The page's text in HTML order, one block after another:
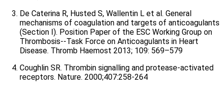
De Caterina R, Husted S, Wallentin L et al. General
mechanisms of coagulation and targets of anticoagulants
(Section I). Position Paper of the ESC Working Group on
Thrombosis--Task Force on Anticoagulants in Heart
Disease. Thromb Haemost 2013; 109: 569–579
Coughlin SR. Thrombin signalling and protease-activated
receptors. Nature. 2000;407:258-264